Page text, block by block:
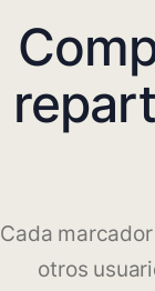
Cada
otros